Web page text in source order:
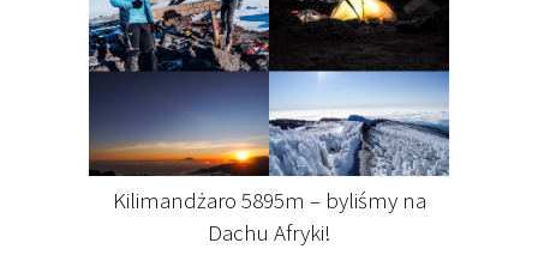
Kilimandżaro 5895m – byliśmy na
Dachu Afryki!